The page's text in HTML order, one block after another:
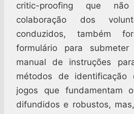
critic-proofing que
colaboração dos
conduzidos, também
formulário para
manual de instruções
métodos de identificação
jogos que fundamentam
difundidos e robustos,